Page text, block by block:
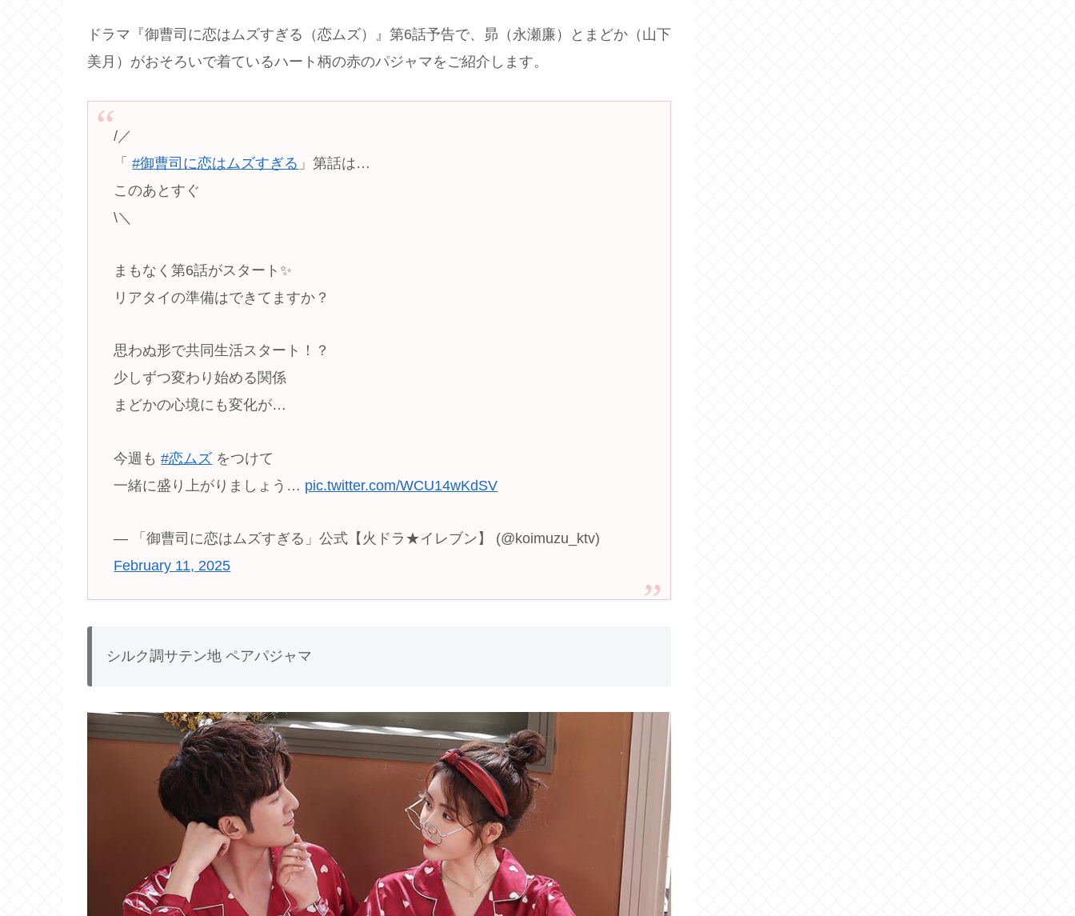
ドラマ『御曹司に恋はムズすぎる（恋ムズ）』第6話予告で、昴（永瀬廉）とまどか（山下
美月）がおそろいで着ているハート柄の赤のパジャマをご紹介します。
/／
「#御曹司に恋はムズすぎる 」第話は…
このあとすぐ
\＼
まもなく第6話がスタート✨
リアタイの準備はできてますか？
思わぬ形で共同生活スタート！？
少しずつ変わり始める関係
まどかの心境にも変化が…
今週も#恋ムズ をつけて
一緒に盛り上がりましょう… pic.twitter.com/WCU14wKdSV
— 「御曹司に恋はムズすぎる」公式【火ドラ★イレブン】 (@koimuzu_ktv)
February 11, 2025
シルク調サテン地 ペアパジャマ